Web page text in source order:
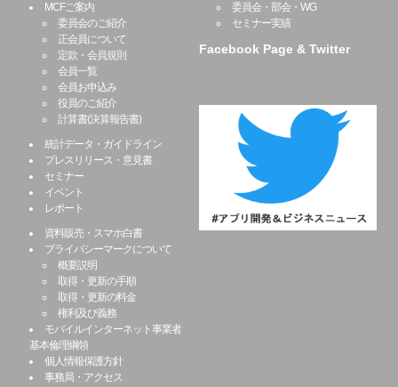
MCFご案内
委員会のご紹介
正会員について
定款・会員規則
会員一覧
会員お申込み
役員のご紹介
計算書(決算報告書)
統計データ・ガイドライン
プレスリリース・意見書
セミナー
イベント
レポート
資料販売・スマホ白書
プライバシーマークについて
概要説明
取得・更新の手順
取得・更新の料金
権利及び義務
モバイルインターネット事業者
基本倫理綱領
個人情報保護方針
事務局・アクセス
委員会・部会・WG
セミナー実績
Facebook Page & Twitter